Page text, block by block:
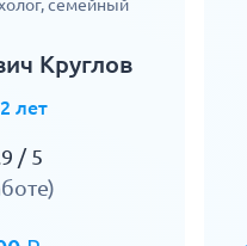
семейный
Круглов
лет
/ 5